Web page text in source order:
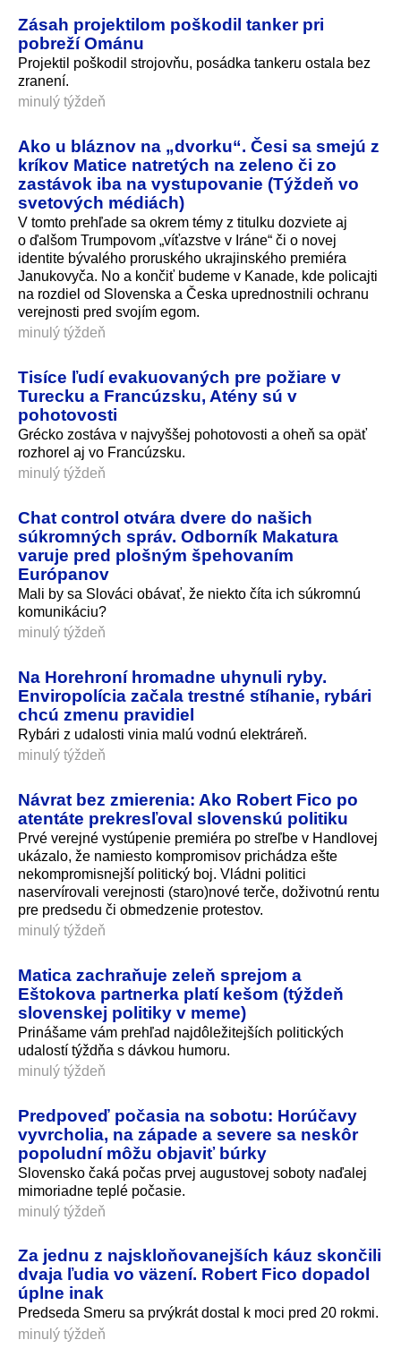
Zásah projektilom poškodil tanker pri
pobreží Ománu
Projektil poškodil strojovňu, posádka tankeru ostala bez
zranení.
minulý týždeň
Ako u bláznov na „dvorku“. Česi sa smejú z
kríkov Matice natretých na zeleno či zo
zastávok iba na vystupovanie (Týždeň vo
svetových médiách)
V tomto prehľade sa okrem témy z titulku dozviete aj
o ďalšom Trumpovom „víťazstve v Iráne“ či o novej
identite bývalého proruského ukrajinského premiéra
Janukovyča. No a končiť budeme v Kanade, kde policajti
na rozdiel od Slovenska a Česka uprednostnili ochranu
verejnosti pred svojím egom.
minulý týždeň
Tisíce ľudí evakuovaných pre požiare v
Turecku a Francúzsku, Atény sú v
pohotovosti
Grécko zostáva v najvyššej pohotovosti a oheň sa opäť
rozhorel aj vo Francúzsku.
minulý týždeň
Chat control otvára dvere do našich
súkromných správ. Odborník Makatura
varuje pred plošným špehovaním
Európanov
Mali by sa Slováci obávať, že niekto číta ich súkromnú
komunikáciu?
minulý týždeň
Na Horehroní hromadne uhynuli ryby.
Enviropolícia začala trestné stíhanie, rybári
chcú zmenu pravidiel
Rybári z udalosti vinia malú vodnú elektráreň.
minulý týždeň
Návrat bez zmierenia: Ako Robert Fico po
atentáte prekresľoval slovenskú politiku
Prvé verejné vystúpenie premiéra po streľbe v Handlovej
ukázalo, že namiesto kompromisov prichádza ešte
nekompromisnejší politický boj. Vládni politici
naservírovali verejnosti (staro)nové terče, doživotnú rentu
pre predsedu či obmedzenie protestov.
minulý týždeň
Matica zachraňuje zeleň sprejom a
Eštokova partnerka platí kešom (týždeň
slovenskej politiky v meme)
Prinášame vám prehľad najdôležitejších politických
udalostí týždňa s dávkou humoru.
minulý týždeň
Predpoveď počasia na sobotu: Horúčavy
vyvrcholia, na západe a severe sa neskôr
popoludní môžu objaviť búrky
Slovensko čaká počas prvej augustovej soboty naďalej
mimoriadne teplé počasie.
minulý týždeň
Za jednu z najskloňovanejších káuz skončili
dvaja ľudia vo väzení. Robert Fico dopadol
úplne inak
Predseda Smeru sa prvýkrát dostal k moci pred 20 rokmi.
minulý týždeň